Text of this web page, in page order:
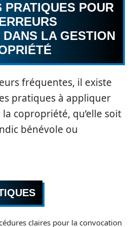
PRATIQUES POUR
LA GESTION
fréquentes, il existe
pratiques à appliquer
copropriété, qu’elle soit
bénévole ou
claires pour la convocation